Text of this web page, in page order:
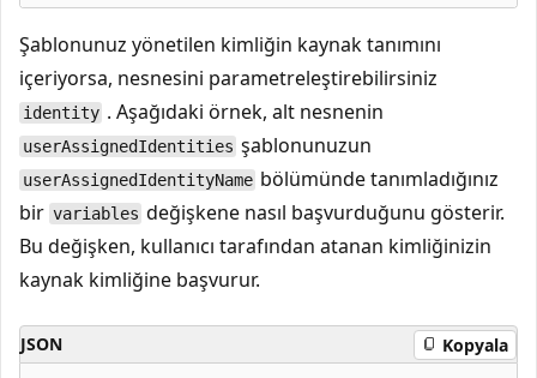
Şablonunuz yönetilen kimliğin kaynak tanımını
içeriyorsa, nesnesini parametreleştirebilirsiniz
identity . Aşağıdaki örnek, alt nesnenin
userAssignedIdentities şablonunuzun
userAssignedIdentityName bölümünde tanımladığınız
bir variables değişkene nasıl başvurduğunu gösterir.
Bu değişken, kullanıcı tarafından atanan kimliğinizin
kaynak kimliğine başvurur.
JSON Kopyala